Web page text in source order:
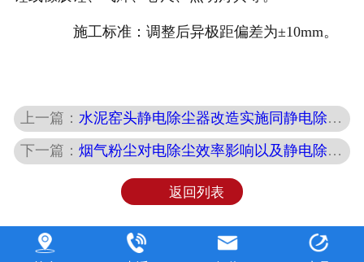
施工标准：调整后异极距偏差为±10mm。
上一篇： 水泥窑头静电除尘器改造实施同静电除尘器恒流源电控装置技术特点
下一篇：烟气粉尘对电除尘效率影响以及静电除尘大修改造方案
返回列表